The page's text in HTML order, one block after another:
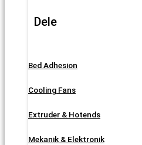
Dele
Bed Adhesion
Cooling Fans
Extruder & Hotends
Mekanik & Elektronik